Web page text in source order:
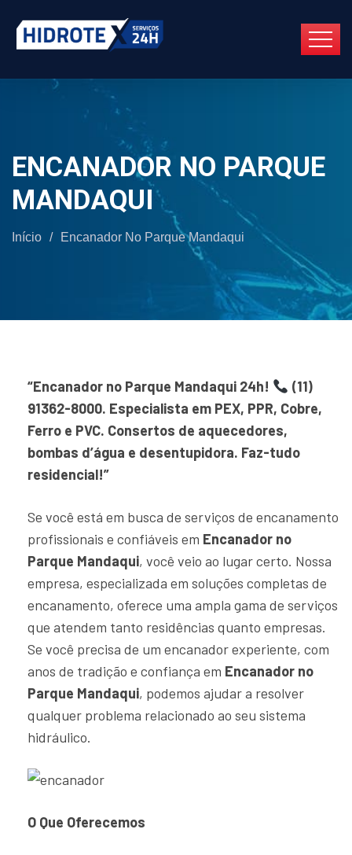
ENCANADOR NO PARQUE
MANDAQUI
Início / Encanador No Parque Mandaqui
“Encanador no Parque Mandaqui 24h!
(11)
91362-8000. Especialista em PEX, PPR, Cobre,
Ferro e PVC. Consertos de aquecedores,
bombas d’água e desentupidora. Faz-tudo
residencial!”
Se você está em busca de serviços de encanamento
profissionais e confiáveis em Encanador no
Parque Mandaqui, você veio ao lugar certo. Nossa
empresa, especializada em soluções completas de
encanamento, oferece uma ampla gama de serviços
que atendem tanto residências quanto empresas.
Se você precisa de um encanador experiente, com
anos de tradição e confiança em Encanador no
Parque Mandaqui, podemos ajudar a resolver
qualquer problema relacionado ao seu sistema
hidráulico.
O Que Oferecemos